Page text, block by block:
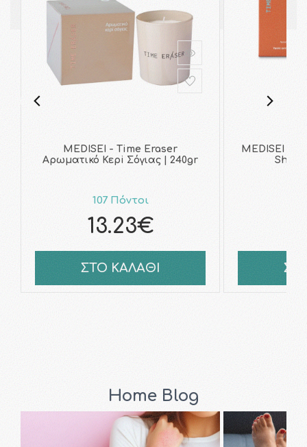
MEDISEI - Time Eraser
Αρωματικό Κερi Σόγιας | 240gr
107 Πόντοι
13.23€
ΣΤΟ ΚΑΛΑΘΙ
MEDISEI -
Shield
Home Blog